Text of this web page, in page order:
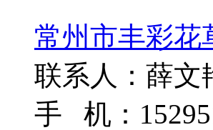
常州市丰彩花
联系人：薛文
手 机：